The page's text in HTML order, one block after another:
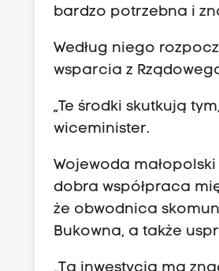
bardzo potrzebna i
Według niego
wsparcia z
„Te środki skutkują
wiceminister.
Wojewoda
dobra współpraca
że obwodnica
Bukowna, a także